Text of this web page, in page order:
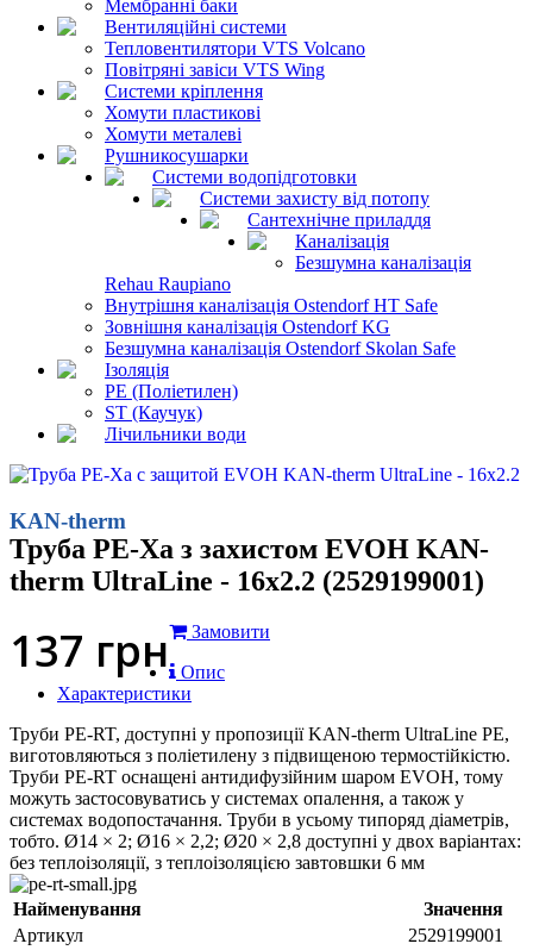
Мембранні баки
Вентиляційні системи
Тепловентилятори VTS Volcano
Повітряні завіси VTS Wing
Системи кріплення
Хомути пластикові
Хомути металеві
Рушникосушарки
Системи водопідготовки
Системи захисту від потопу
Сантехнічне приладдя
Каналізація
Безшумна каналізація
Rehau Raupiano
Внутрішня каналізація Ostendorf HT Safe
Зовнішня каналізація Ostendorf KG
Безшумна каналізація Ostendorf Skolan Safe
Ізоляція
PE (Поліетилен)
ST (Каучук)
Лічильники води
KAN-therm
Труба PE-Xa з захистом EVOH KAN-
therm UltraLine - 16x2.2 (2529199001)
137 грн
Замовити
Опис
Характеристики
Труби PE-RT, доступні у пропозиції KAN-therm UltraLine PE,
виготовляються з поліетилену з підвищеною термостійкістю.
Труби PE-RT оснащені антидифузійним шаром EVOH, тому
можуть застосовуватись у системах опалення, а також у
системах водопостачання. Труби в усьому типоряд діаметрів,
тобто. Ø14 × 2; Ø16 × 2,2; Ø20 × 2,8 доступні у двох варіантах:
без теплоізоляції, з теплоізоляцією завтовшки 6 мм
Найменування
Значення
Артикул
2529199001